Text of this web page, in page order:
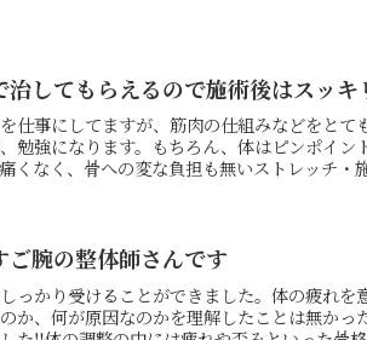
してもらえるので施術後はスッキ
仕事にしてますが、筋肉の仕組みなどをとて
勉強になります。もちろん、体はピンポイン
くなく、骨への変な負担も無いストレッチ・
腕の整体師さんです
っかり受けることができました。体の疲れを
か、何が原因なのかを理解したことは無かっ